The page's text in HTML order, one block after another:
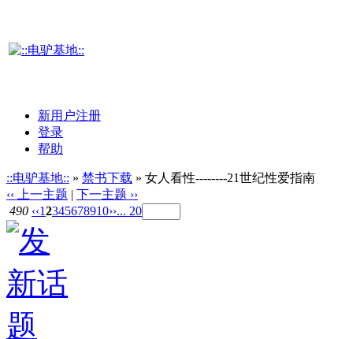
新用户注册
登录
帮助
::电驴基地:: » 禁书下载 » 女人看性--------21世纪性爱指南
‹‹ 上一主题 | 下一主题 ››
490 ‹‹12345678910››... 20